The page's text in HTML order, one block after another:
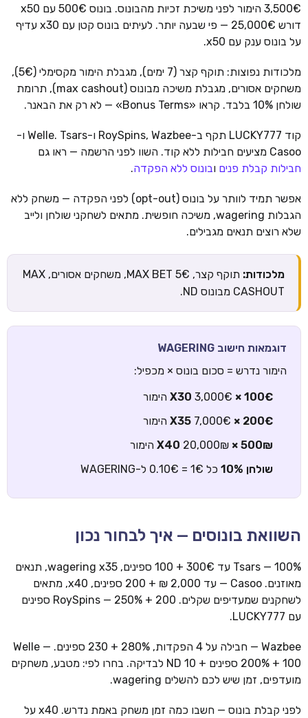
3,500€ הימור לפני משיכת זכיות מהבונוס. בונוס 500€ עם x50
דורש 25,000€ — פי שבעה יותר. לעיתים בונוס קטן עם x30 עדיף
על בונוס ענק עם x50.
מלכודות נפוצות: תוקף קצר (7 ימים), מגבלת הימור מקסימלי (5€),
משחקים אסורים, מגבלת משיכה מבונוס (max cashout), תרומת
שולחן 10% בלבד. קראו «Bonus Terms» — לא רק את הבאנר.
קוד LUCKY777 תקף ב-RoySpins, Wazbee ו-Welle. Tsars ו-
Casoo מציעים חבילות ללא קוד. השוו לפני הרשמה — ראו גם
חבילות קבלת פנים ובונוס ללא הפקדה.
אפשר תמיד לוותר על בונוס (opt-out) לפני הפקדה — משחק ללא
הגבלות wagering, משיכה חופשית. מתאים לשחקני שולחן ולייב
שלא רוצים תנאים מגבילים.
מלכודות:
תוקף קצר, MAX BET 5€, משחקים אסורים, MAX
CASHOUT מבונוס ND.
דוגמאות חישוב WAGERING
הימור נדרש = סכום בונוס × מכפיל:
100€ × X30
3,000€ הימור
200€ × X35
7,000€ הימור
500₪ × X40
20,000₪ הימור
שולחן 10%
כל 1€ = 0.10€ ל-WAGERING
השוואת בונוסים — איך לבחור נכון
Tsars — 100% עד 300€ + 100 ספינים, wagering x35, תנאים
מאוזנים. Casoo — עד 2,000 ₪ + 200 ספינים, x40, מתאים
לשחקנים שמעדיפים שקלים. RoySpins — 250% + 200 ספינים
עם LUCKY777.
Wazbee — חבילה על 4 הפקדות, 280% + 230 ספינים. Welle —
200% + 100 ספינים + 10 ND לבדיקה. בחרו לפי: מטבע, משחקים
מועדפים, זמן שיש לכם להשלים wagering.
לפני קבלת בונוס — חשבו כמה זמן משחק באמת נדרש. x40 על